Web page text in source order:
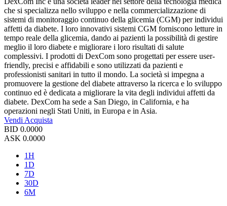
che si specializza nello sviluppo e nella commercializzazione di
sistemi di monitoraggio continuo della glicemia (CGM) per individui
affetti da diabete. I loro innovativi sistemi CGM forniscono letture in
tempo reale della glicemia, dando ai pazienti la possibilità di gestire
meglio il loro diabete e migliorare i loro risultati di salute
complessivi. I prodotti di DexCom sono progettati per essere user-
friendly, precisi e affidabili e sono utilizzati da pazienti e
professionisti sanitari in tutto il mondo. La società si impegna a
promuovere la gestione del diabete attraverso la ricerca e lo sviluppo
continuo ed è dedicata a migliorare la vita degli individui affetti da
diabete. DexCom ha sede a San Diego, in California, e ha
operazioni negli Stati Uniti, in Europa e in Asia.
Vendi Acquista
BID 0.0000
ASK 0.0000
1H
1D
7D
30D
6M